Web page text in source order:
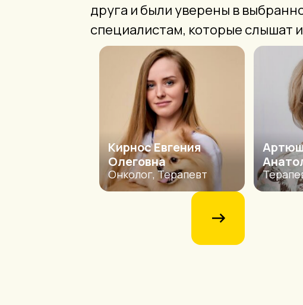
друга и были уверены в
специалистам, которые слышат и
Кирнос Евгения
Олеговна
Онколог, Терапевт